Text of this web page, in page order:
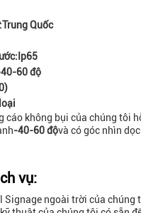
Trung Quốc
Ip65
60 độ
cáo không bụi của chúng tôi
-40-60 độvà có góc nhìn
vụ:
Signage ngoài trời của chúng